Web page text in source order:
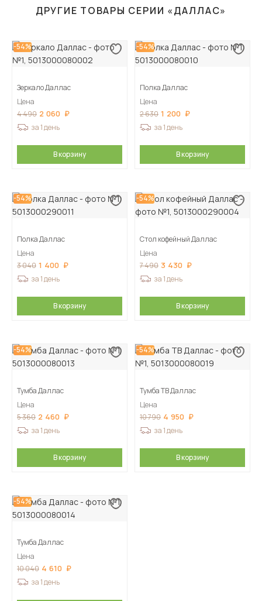
ДРУГИЕ ТОВАРЫ СЕРИИ «ДАЛЛАС»
-54%
Зеркало Даллас
Цена
4 490 2 060
за 1 день
В корзину
-54%
Полка Даллас
Цена
2 630 1 200
за 1 день
В корзину
-54%
Полка Даллас
Цена
3 040 1 400
за 1 день
В корзину
-54%
Стол кофейный Даллас
Цена
7 490 3 430
за 1 день
В корзину
-54%
Тумба Даллас
Цена
5 360 2 460
за 1 день
В корзину
-54%
Тумба ТВ Даллас
Цена
10 790 4 950
за 1 день
В корзину
-54%
Тумба Даллас
Цена
10 040 4 610
за 1 день